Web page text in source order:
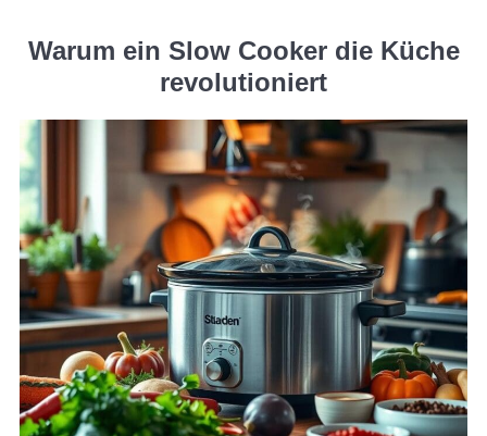
Warum ein Slow Cooker die Küche
revolutioniert